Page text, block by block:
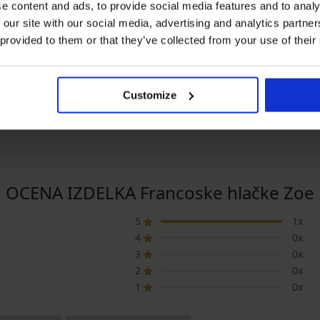
content and ads, to provide social media features and to
site with our social media, advertising and analytics
to them or that they’ve collected from your use of
Customize
3+1 BREZPLAČNO
Klasične hlačke Lory z
visokim pasom
Razprodaja
Popust -40%
Klasične hlačke
OCENA IZDELKA Francoske hlačke Zoe
5
1x
4
0x
3
0x
2
0x
1
0x